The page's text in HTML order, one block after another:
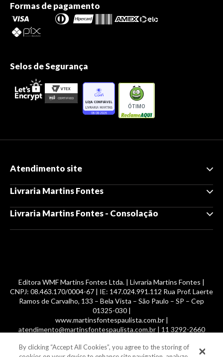
Formas de pagamento
Selos de Segurança
ÓTIMO
Atendimento site
Livraria Martins Fontes
Livraria Martins Fontes - Consolação
Editora WMF Martins Fontes Ltda. | Livraria Martins Fontes |
CNPJ: 08.463.170/0004-67 | IE: 147.024.991.112 Rua Prof. Laerte
Ramos de Carvalho, 133 – Bela Vista – São Paulo – SP – Cep
01325-030 |
www.martinsfontespaulista.com.br |
atendimento@martinsfontespaulista.com.br | 11 3292-2660
© 2014 -2026, MartinsFontes livros nacionais e importados,
By clicking “Accept All Cookies”, you agree to the storing of